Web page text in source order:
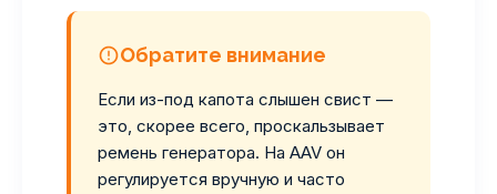
Обратите внимание
Если из-под капота слышен свист —
это, скорее всего, проскальзывает
ремень генератора. На AAV он
регулируется вручную и часто